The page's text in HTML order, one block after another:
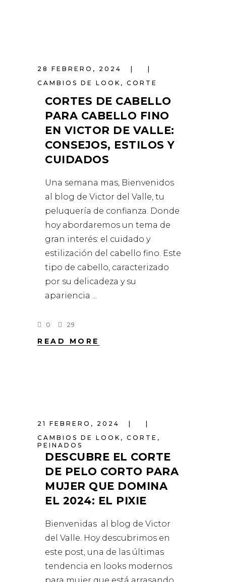
28 FEBRERO, 2024
CAMBIOS DE LOOK , CORTE
CORTES DE CABELLO
PARA CABELLO FINO
EN VICTOR DE VALLE:
CONSEJOS, ESTILOS Y
CUIDADOS
Una semana mas, Bienvenidos
al blog de Victor del Valle, tu
peluquería de confianza. Donde
hoy abordaremos un tema de
gran interés: el cuidado y
estilización del cabello fino. Este
tipo de cabello, caracterizado
por su delicadeza y su
apariencia
0 29
READ MORE
21 FEBRERO, 2024
CAMBIOS DE LOOK , CORTE ,
PEINADOS
DESCUBRE EL CORTE
DE PELO CORTO PARA
MUJER QUE DOMINA
EL 2024: EL PIXIE
Bienvenidas al blog de Victor
del Valle. Hoy descubrimos en
este post, una de las últimas
tendencia en looks modernos